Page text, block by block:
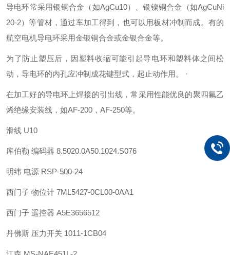
导电环常采用银铜合金（如AgCu10）、银镍铜合金（如AgCuNi
20-2）等管材，通过车加工得到，也可以用板材冲制而成。有的
航空电机导电环采用金银铜合金或金银合金等。
为了防止塑压后，因塑料收缩可能引起导电环和塑料体之间松
动，导电环的内孔应冲制成花键型式，起止动作用。 ·
在加工好的导电环上焊接的引出线，常采用性能优良的聚四氟乙
烯绝缘安装线，如AF-200，AF-250等。
滑线 U10
库伯勒 编码器 8.5020.0A50.1024.S076
明纬 电源 RSP-500-24
西门子 物位计 7ML5427-0CL00-0AA1
西门子 遥控器 A5E3656512
丹佛斯 压力开关 1011-1CB04